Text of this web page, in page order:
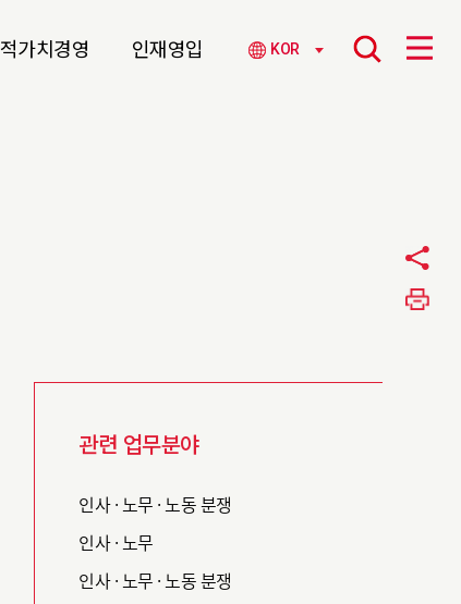
가치경영 인재영입 KOR
관련 업무분야
인사 · 노무 · 노동 분쟁
인사 · 노무
인사 · 노무 · 노동 분쟁